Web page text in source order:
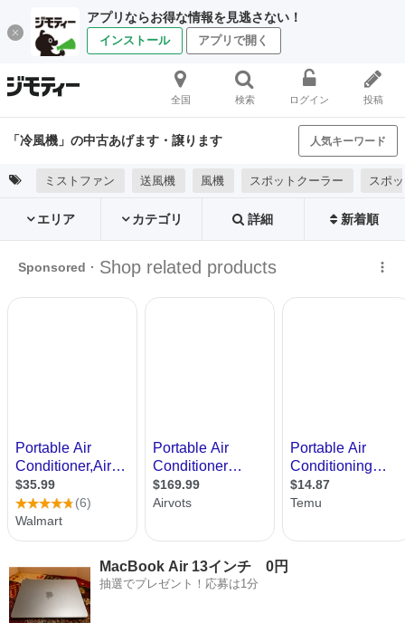
アプリならお得な情報を見逃さない！
インストール アプリで開く
全国 検索 ログイン 投稿
「冷風機」の中古あげます・譲ります 人気キーワード
ミストファン 送風機 風機 スポットクーラー スポ
エリア カテゴリ 詳細 新着順
MacBook Air 13インチ 0円
抽選でプレゼント！応募は1分